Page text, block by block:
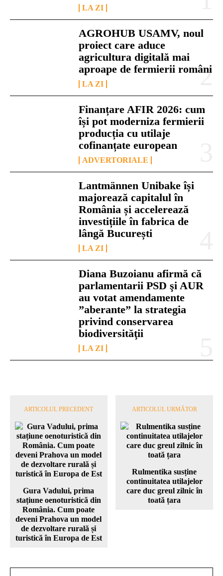
LA ZI
AGROHUB USAMV, noul
proiect care aduce
agricultura digitală mai
aproape de fermierii români
LA ZI
Finanțare AFIR 2026: cum
își pot moderniza fermierii
producția cu utilaje
cofinanțate european
ADVERTORIALE
Lantmännen Unibake își
majorează capitalul în
România și accelerează
investițiile în fabrica de
lângă București
LA ZI
Diana Buzoianu afirmă că
parlamentarii PSD şi AUR
au votat amendamente
”aberante” la strategia
privind conservarea
biodiversităţii
LA ZI
ARTICOLUL PRECEDENT
Gura Vadului, prima
stațiune oenoturistică din
România. Cum poate
deveni Prahova un model
de dezvoltare rurală și
turistică în Europa de Est
ARTICOLUL URMĂTOR
Rulmentika susține
continuitatea utilajelor
care duc greul zilnic în
toată țara